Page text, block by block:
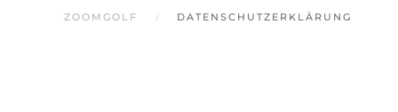
ZOOMGOLF DATENSCHUTZERKLÄRUNG